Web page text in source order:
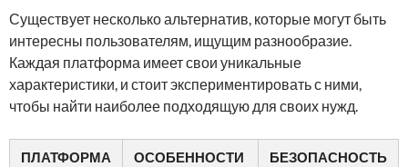
Существует несколько альтернатив, которые могут быть
интересны пользователям, ищущим разнообразие.
Каждая платформа имеет свои уникальные
характеристики, и стоит экспериментировать с ними,
чтобы найти наиболее подходящую для своих нужд.
ПЛАТФОРМА ОСОБЕННОСТИ БЕЗОПАСНОСТЬ